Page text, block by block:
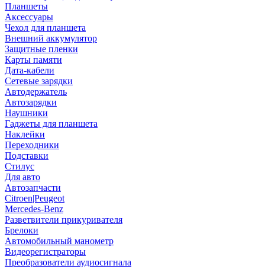
Планшеты
Аксессуары
Чехол для планшета
Внешний аккумулятор
Защитные пленки
Карты памяти
Дата-кабели
Сетевые зарядки
Автодержатель
Автозарядки
Наушники
Гаджеты для планшета
Наклейки
Переходники
Подставки
Стилус
Для авто
Автозапчасти
Citroen|Peugeot
Mercedes-Benz
Разветвители прикуривателя
Брелоки
Автомобильный манометр
Видеорегистраторы
Преобразователи аудиосигнала